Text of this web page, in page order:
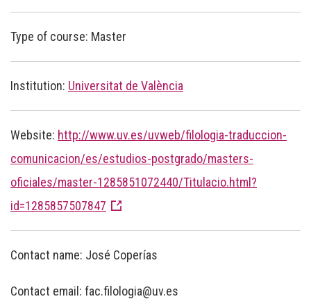
Type of course: Master
Institution: Universitat de València
Website: http://www.uv.es/uvweb/filologia-traduccion-
comunicacion/es/estudios-postgrado/masters-
oficiales/master-1285851072440/Titulacio.html?
id=1285857507847
Contact name: José Coperías
Contact email: fac.filologia@uv.es